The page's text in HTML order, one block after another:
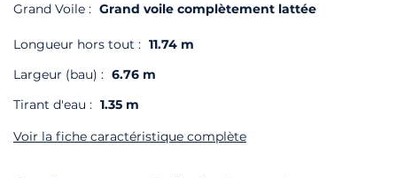
Grand Voile : Grand voile complètement lattée
Longueur hors tout : 11.74 m
Largeur (bau) : 6.76 m
Tirant d'eau : 1.35 m
Voir la fiche caractéristique complète